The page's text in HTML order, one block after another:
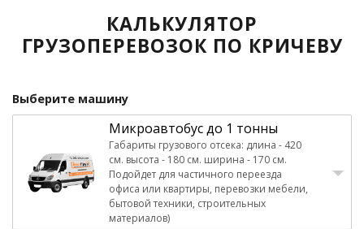
КАЛЬКУЛЯТОР
ГРУЗОПЕРЕВОЗОК ПО КРИЧЕВУ
Выберите машину
Микроавтобус до 1 тонны
Габариты грузового отсека: длина - 420
см. высота - 180 см. ширина - 170 см.
Подойдет для частичного переезда
офиса или квартиры, перевозки мебели,
бытовой техники, строительных
материалов)